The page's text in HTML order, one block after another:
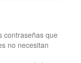
contraseñas que
no necesitan